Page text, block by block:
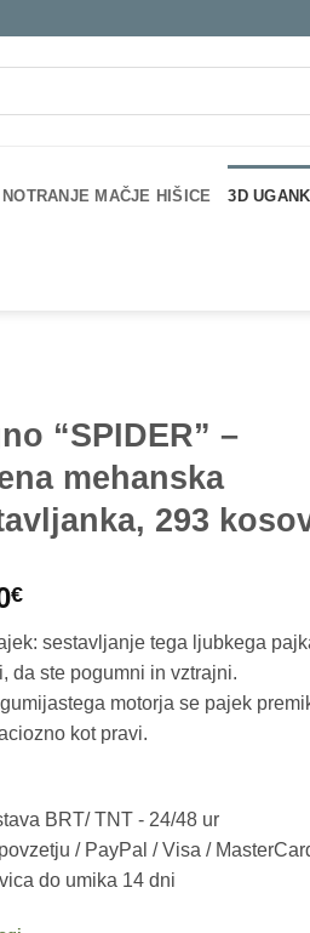
NOTRANJE MAČJE HIŠICE 3D
“SPIDER” –
mehanska
293
€
sestavljanje tega ljubkega
da ste pogumni in vztrajni.
motorja se pajek
kot pravi.
BRT/ TNT -24/48 ur
/ PayPal / Visa /
do umika 14 dni